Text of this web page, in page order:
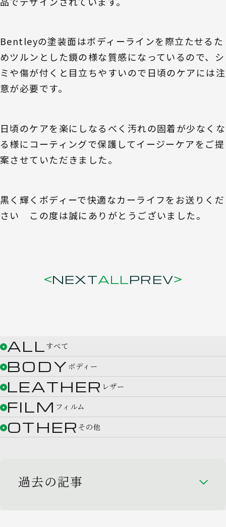
Bentleyの塗装面はボディーラインを際立たせるた
めツルンとした鏡の様な質感になっているので、シ
ミや傷が付くと目立ちやすいので日頃のケアには注
意が必要です。
日頃のケアを楽にしなるべく汚れの固着が少なくな
る様にコーティングで保護してイージーケアをご提
案させていただきました。
黒く輝くボディーで快適なカーライフをお送りくだ
さい この度は誠にありがとうございました。
NEXTALLPREV
ALL すべて
BODY ボディー
LEATHER レザー
FILM フィルム
OTHER その他
過去の記事